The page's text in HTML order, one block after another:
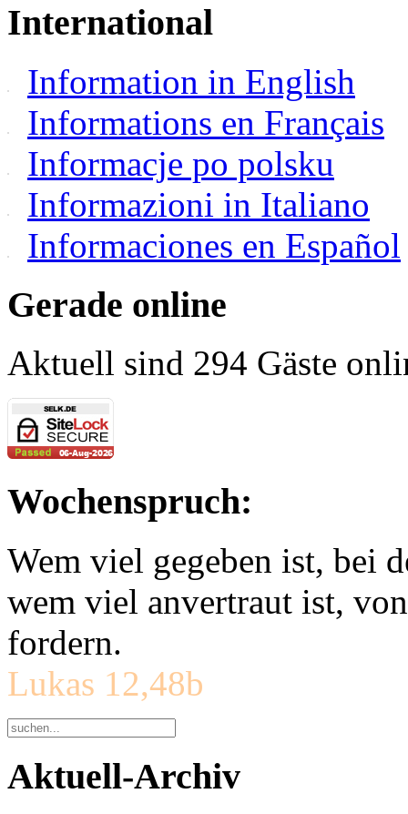
International
Information in English
Informations en Français
Informacje po polsku
Informazioni in Italiano
Informaciones en Español
Gerade online
Aktuell sind 294 Gäste
Wochenspruch:
Wem viel gegeben ist, bei
wem viel anvertraut ist,
fordern.
Lukas 12,48b
Aktuell-Archiv